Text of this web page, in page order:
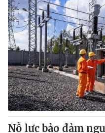
Nỗ lực bảo đảm